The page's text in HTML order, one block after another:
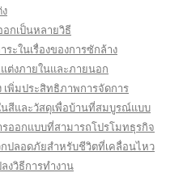
อกเป็นหลายวิธี
ะในเรื่องของการซักล้าง
ต่งภายในและภายนอก
เพิ่มประสิทธิภาพการจัดการ
สีและวัสดุเพื่อบ้านที่สมบูรณ์แบบ
ออกแบบที่สามารถโปรโมทธุรกิจ
ปลอดภัยสำหรับชีวิตที่เคลื่อนไหว
งวิธีการทำงาน